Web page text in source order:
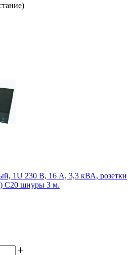
1U 230 В, 16 А, 3,3 кВА, розетки
C20 шнуры 3 м.